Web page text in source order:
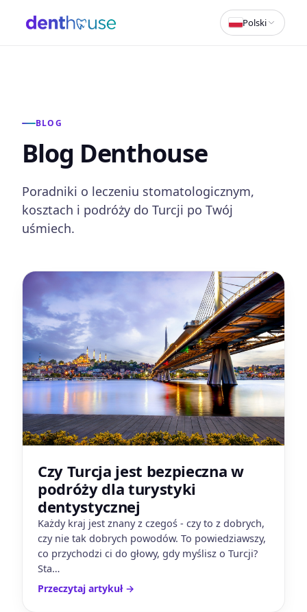
Polski
BLOG
Blog Denthouse
Poradniki o leczeniu stomatologicznym,
kosztach i podróży do Turcji po Twój
uśmiech.
Czy Turcja jest bezpieczna w
podróży dla turystyki
dentystycznej
Każdy kraj jest znany z czegoś - czy to z dobrych,
czy nie tak dobrych powodów. To powiedziawszy,
co przychodzi ci do głowy, gdy myślisz o Turcji?
Sta…
Przeczytaj artykuł→